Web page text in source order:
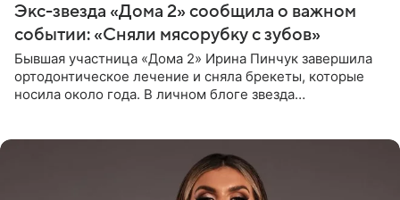
Экс-звезда «Дома 2» сообщила о важном
событии: «Сняли мясорубку с зубов»
Бывшая участница «Дома 2» Ирина Пинчук завершила
ортодонтическое лечение и сняла брекеты, которые
носила около года. В личном блоге звезда